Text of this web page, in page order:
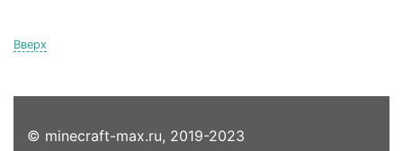
Вверх
© minecraft-max.ru, 2019-2023